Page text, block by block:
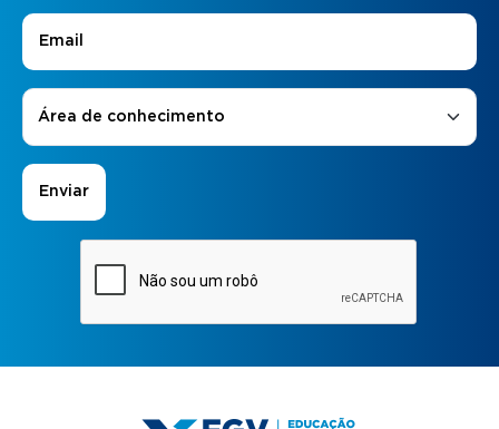
E-mail
Áreas de Interesse
Área de conhecimento